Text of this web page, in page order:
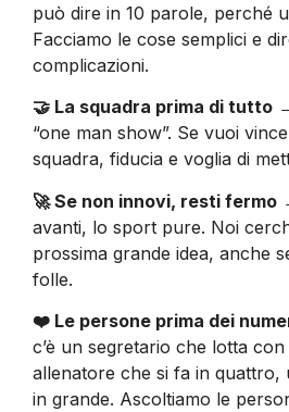
può dire in 10 parole, perché
Facciamo le cose semplici e
complicazioni.
🤝 La squadra prima di tutto
“one man show”. Se vuoi
squadra, fiducia e voglia di
🚀 Se non innovi, resti fermo
avanti, lo sport pure. Noi
prossima grande idea, anche
folle.
❤️ Le persone prima dei
c’è un segretario che lotta
allenatore che si fa in quattro,
in grande. Ascoltiamo le